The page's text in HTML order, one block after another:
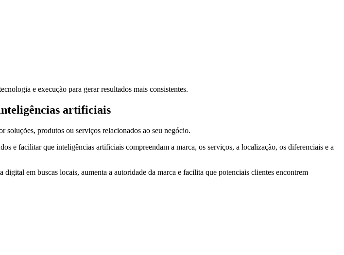
e execução para gerar resultados mais consistentes.
artificiais
soluções, produtos ou serviços relacionados ao seu negócio.
e facilitar que inteligências artificiais compreendam a marca, os serviços, a localização, os diferenciais e a
digital em buscas locais, aumenta a autoridade da marca e facilita que potenciais clientes encontrem